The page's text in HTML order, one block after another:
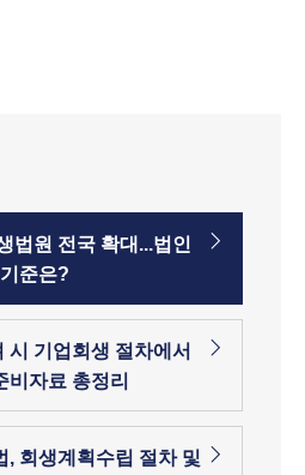
법원 전국 확대...법인
준은?
시 기업회생 절차에서
비자료 총정리
, 회생계획수립 절차 및